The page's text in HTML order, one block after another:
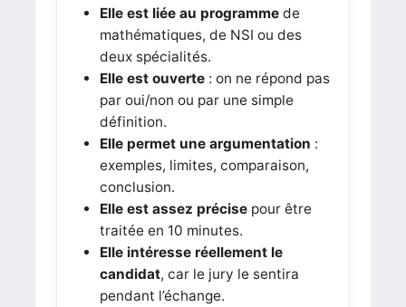
Elle est liée au programmede
mathématiques, de NSI ou des
deux spécialités.
Elle est ouverte: on ne répond pas
par oui/non ou par une simple
définition.
Elle permet une argumentation :
exemples, limites, comparaison,
conclusion.
Elle est assez précisepour être
traitée en 10 minutes.
Elle intéresse réellement le
candidat, car le jury le sentira
pendant l’échange.